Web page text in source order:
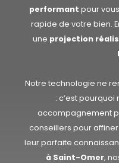
performant pour
rapide de votre bien.
une projection
Notre technologie ne
: c’est
accompagnement
conseillers pour
leur parfaite
à Saint-Omer,